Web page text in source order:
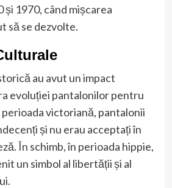
și 1970, când mișcarea
să se dezvolte.
au avut un impact
evoluției pantalonilor pentru
victoriană, pantalonii
și nu erau acceptați în
În schimb, în perioada hippie,
un simbol al libertății și al